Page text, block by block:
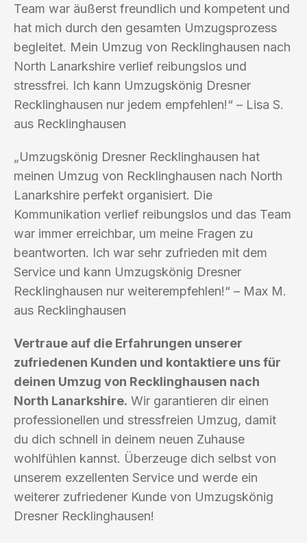
Team war äußerst freundlich und kompetent und
hat mich durch den gesamten Umzugsprozess
begleitet. Mein Umzug von Recklinghausen nach
North Lanarkshire verlief reibungslos und
stressfrei. Ich kann Umzugskönig Dresner
Recklinghausen nur jedem empfehlen!“ – Lisa S.
aus Recklinghausen
„Umzugskönig Dresner Recklinghausen hat
meinen Umzug von Recklinghausen nach North
Lanarkshire perfekt organisiert. Die
Kommunikation verlief reibungslos und das Team
war immer erreichbar, um meine Fragen zu
beantworten. Ich war sehr zufrieden mit dem
Service und kann Umzugskönig Dresner
Recklinghausen nur weiterempfehlen!“ – Max M.
aus Recklinghausen
Vertraue auf die Erfahrungen unserer
zufriedenen Kunden und kontaktiere uns für
deinen Umzug von Recklinghausen nach
North Lanarkshire. Wir garantieren dir einen
professionellen und stressfreien Umzug, damit
du dich schnell in deinem neuen Zuhause
wohlfühlen kannst. Überzeuge dich selbst von
unserem exzellenten Service und werde ein
weiterer zufriedener Kunde von Umzugskönig
Dresner Recklinghausen!